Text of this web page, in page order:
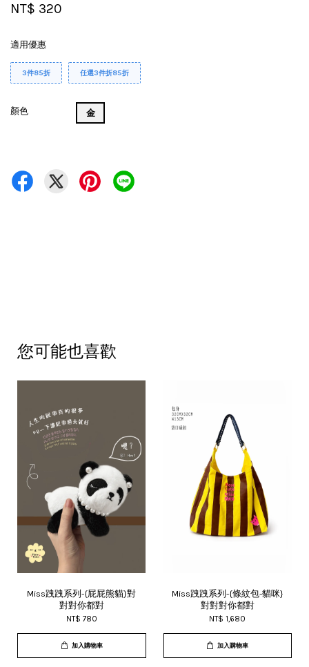
NT$ 320
適用優惠
3件85折 任選3件折85折
顏色 金
您可能也喜歡
Miss跩跩系列-{屁屁熊貓}對
對對你都對
NT$ 780
加入購物車
Miss跩跩系列-{條紋包-貓咪}
對對對你都對
NT$ 1,680
加入購物車